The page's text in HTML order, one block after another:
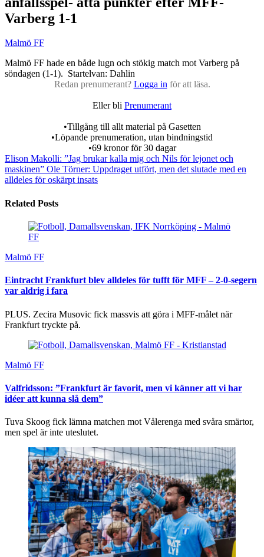
Varberg 1-1
Malmö FF
Malmö FF hade en både lugn och stökig match mot Varberg på
söndagen (1-1). Startelvan: Dahlin
Redan prenumerant? Logga in för att läsa.
Eller bli Prenumerant
•Tillgång till allt material på Gasetten
•Löpande prenumeration, utan bindningstid
•69 kronor för 30 dagar
Elison Makolli: ”Jag brukar kalla mig och Nils för lejonet och
maskinen” Ole Törner: Uppdraget utfört, men det slutade med en
alldeles för oskärpt insats
Related Posts
Malmö FF
Eintracht Frankfurt blev alldeles för tufft för MFF – 2-0-segern
var aldrig i fara
PLUS. Zecira Musovic fick massvis att göra i MFF-målet när
Frankfurt tryckte på.
Malmö FF
Valfridsson: ”Frankfurt är favorit, men vi känner att vi har
idéer att kunna slå dem”
Tuva Skoog fick lämna matchen mot Vålerenga med svåra smärtor,
men spel är inte uteslutet.